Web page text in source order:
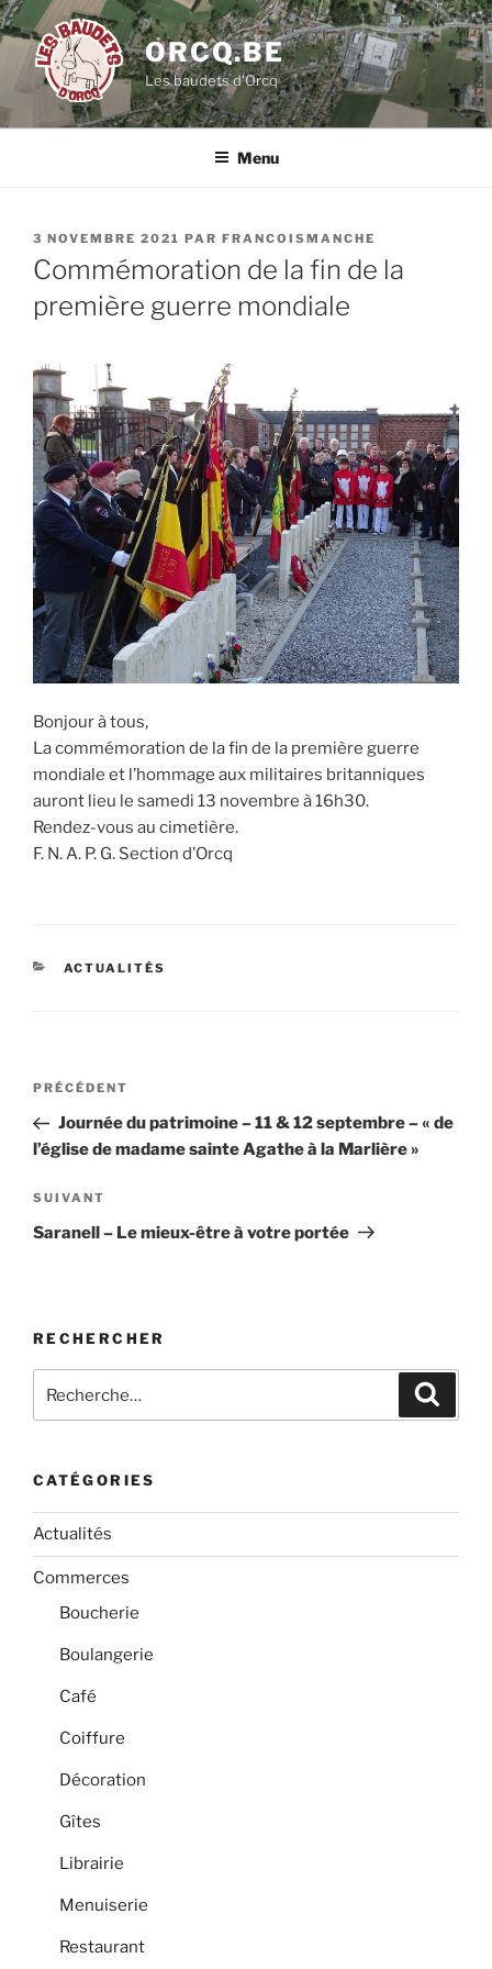
Aller
au
contenu
principal
ORCQ.BE
Les baudets d'Orcq
Menu
PUBLIÉ
LE
3 NOVEMBRE 2021 PAR FRANCOISMANCHE
Commémoration de la fin de la
première guerre mondiale
Bonjour à tous,
La commémoration de la fin de la première guerre
mondiale et l’hommage aux militaires britanniques
auront lieu le samedi 13 novembre à 16h30.
Rendez-vous au cimetière.
F. N. A. P. G. Section d’Orcq
CATÉGORIES
ACTUALITÉS
Navigation
l’article
Article
précédent
PRÉCÉDENT
Journée du patrimoine – 11 & 12 septembre – « de
l’église de madame sainte Agathe à la Marlière »
Article
suivant
SUIVANT
Saranell – Le mieux-être à votre portée
RECHERCHER
pour
CATÉGORIES
Actualités
Commerces
Boucherie
Boulangerie
Café
Coiffure
Décoration
Gîtes
Librairie
Menuiserie
Restaurant